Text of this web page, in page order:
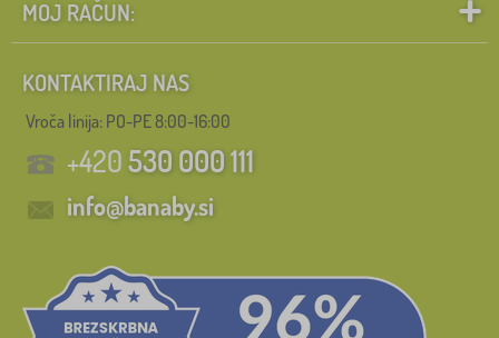
MOJ RAČUN:
KONTAKTIRAJ NAS
Vroča linija: PO-PE 8:00-16:00
+420530 000 111
info@banaby.si